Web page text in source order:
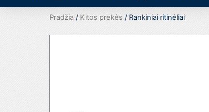
Pradžia / Kitos prekės / Rankiniai ritinėliai